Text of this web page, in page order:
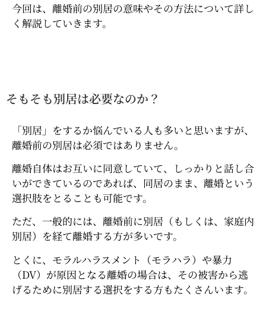
今回は、離婚前の別居の意味やその方法について詳し
く解説していきます。
そもそも別居は必要なのか？
「別居」をするか悩んでいる人も多いと思いますが、
離婚前の別居は必須ではありません。
離婚自体はお互いに同意していて、しっかりと話し合
いができているのであれば、同居のまま、離婚という
選択肢をとることも可能です。
ただ、一般的には、離婚前に別居（もしくは、家庭内
別居）を経て離婚する方が多いです。
とくに、モラルハラスメント（モラハラ）や暴力
（DV）が原因となる離婚の場合は、その被害から逃
げるために別居する選択をする方もたくさんいます。